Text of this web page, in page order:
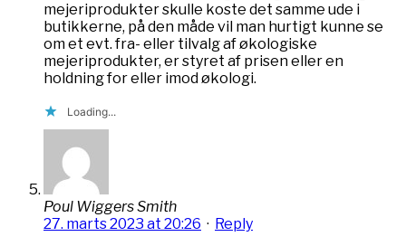
mejeriprodukter skulle koste det samme ude i
butikkerne, på den måde vil man hurtigt kunne se
om et evt. fra- eller tilvalg af økologiske
mejeriprodukter, er styret af prisen eller en
holdning for eller imod økologi.
Loading...
Poul Wiggers Smith
27. marts 2023 at 20:26 · Reply